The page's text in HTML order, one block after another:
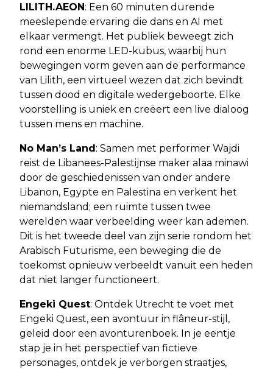
LILITH.AEON: Een 60 minuten durende
meeslepende ervaring die dans en AI met
elkaar vermengt. Het publiek beweegt zich
rond een enorme LED-kubus, waarbij hun
bewegingen vorm geven aan de performance
van Lilith, een virtueel wezen dat zich bevindt
tussen dood en digitale wedergeboorte. Elke
voorstelling is uniek en creëert een live dialoog
tussen mens en machine.
No Man’s Land: Samen met performer Wajdi
reist de Libanees-Palestijnse maker alaa minawi
door de geschiedenissen van onder andere
Libanon, Egypte en Palestina en verkent het
niemandsland; een ruimte tussen twee
werelden waar verbeelding weer kan ademen.
Dit is het tweede deel van zijn serie rondom het
Arabisch Futurisme, een beweging die de
toekomst opnieuw verbeeldt vanuit een heden
dat niet langer functioneert.
Engeki Quest: Ontdek Utrecht te voet met
Engeki Quest, een avontuur in flâneur-stijl,
geleid door een avonturenboek. In je eentje
stap je in het perspectief van fictieve
personages, ontdek je verborgen straatjes,